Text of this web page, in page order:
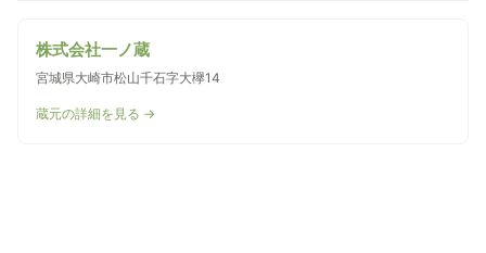
株式会社一ノ蔵
宮城県大崎市松山千石字大欅14
蔵元の詳細を見る →